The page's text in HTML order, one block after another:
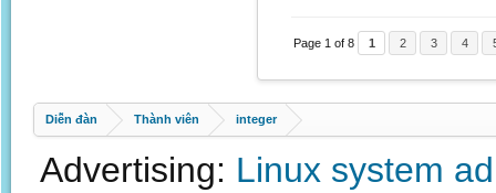
Page 1 of 8 1 2 3 4
Diễn đàn Thành viên integer
Advertising: Linux system